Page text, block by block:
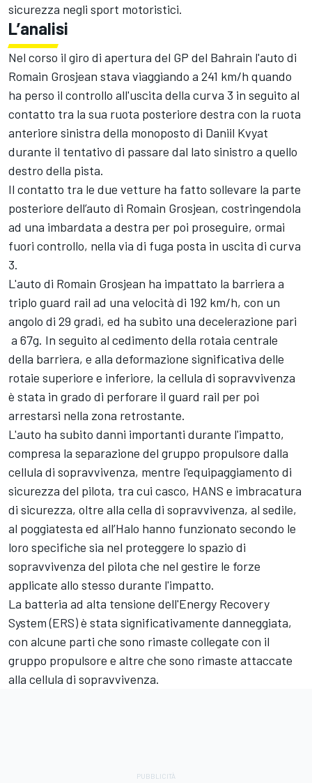
sicurezza negli sport motoristici.
L’analisi
Nel corso il giro di apertura del GP del Bahrain l'auto di
Romain Grosjean stava viaggiando a 241 km/h quando
ha perso il controllo all'uscita della curva 3 in seguito al
contatto tra la sua ruota posteriore destra con la ruota
anteriore sinistra della monoposto di Daniil Kvyat
durante il tentativo di passare dal lato sinistro a quello
destro della pista.
Il contatto tra le due vetture ha fatto sollevare la parte
posteriore dell’auto di Romain Grosjean, costringendola
ad una imbardata a destra per poi proseguire, ormai
fuori controllo, nella via di fuga posta in uscita di curva
3.
L'auto di Romain Grosjean ha impattato la barriera a
triplo guard rail ad una velocità di 192 km/h, con un
angolo di 29 gradi, ed ha subito una decelerazione pari
a 67g. In seguito al cedimento della rotaia centrale
della barriera, e alla deformazione significativa delle
rotaie superiore e inferiore, la cellula di sopravvivenza
è stata in grado di perforare il guard rail per poi
arrestarsi nella zona retrostante.
L'auto ha subito danni importanti durante l'impatto,
compresa la separazione del gruppo propulsore dalla
cellula di sopravvivenza, mentre l'equipaggiamento di
sicurezza del pilota, tra cui casco, HANS e imbracatura
di sicurezza, oltre alla cella di sopravvivenza, al sedile,
al poggiatesta ed all’Halo hanno funzionato secondo le
loro specifiche sia nel proteggere lo spazio di
sopravvivenza del pilota che nel gestire le forze
applicate allo stesso durante l'impatto.
La batteria ad alta tensione dell'Energy Recovery
System (ERS) è stata significativamente danneggiata,
con alcune parti che sono rimaste collegate con il
gruppo propulsore e altre che sono rimaste attaccate
alla cellula di sopravvivenza.